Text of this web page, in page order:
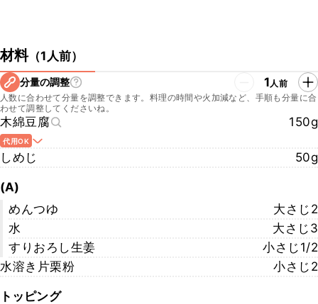
材料（1人前）
分量の調整 1人前
人数に合わせて分量を調整できます。料理の時間や火加減など、手順も分量に合
わせて調整してくださいね。
木綿豆腐 150g
代用OK
しめじ 50g
(A)
めんつゆ
大さじ2
水
大さじ3
すりおろし生姜
小さじ1/2
水溶き片栗粉
小さじ2
トッピング